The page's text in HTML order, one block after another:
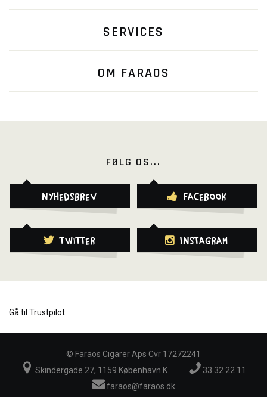
SERVICES
OM FARAOS
FØLG OS...
Nyhedsbrev Facebook
Twitter Instagram
Gå til Trustpilot
© Faraos Cigarer Aps Cvr 17272241
Skindergade 27, 1159 København K
33 32 22 11
faraos@faraos.dk